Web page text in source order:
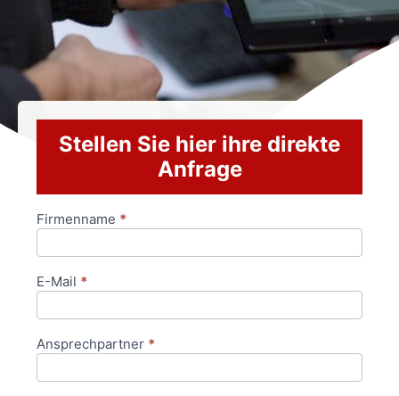
Stellen Sie hier ihre direkte
Anfrage
Anfrageformular
Firmenname *
E-Mail *
Ansprechpartner *